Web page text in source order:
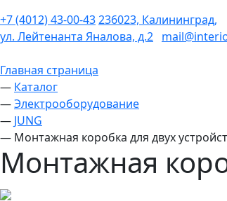
+7 (4012) 43-00-43236023, Калининград,
ул. Лейтенанта Яналова, д.2
Главная страница
— Каталог
—Электрооборудование
— JUNG
— Монтажная коробка для двух
Монтажная